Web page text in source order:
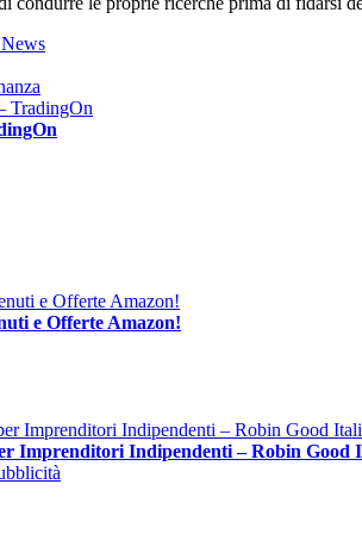
e Offerte Amazon!
Imprenditori Indipendenti – Robin Good